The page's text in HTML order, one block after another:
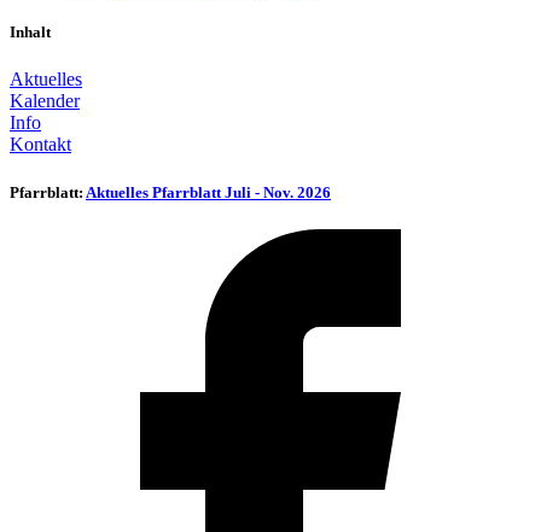
Inhalt
Aktuelles
Kalender
Info
Kontakt
Pfarrblatt: Aktuelles Pfarrblatt Juli - Nov. 2026